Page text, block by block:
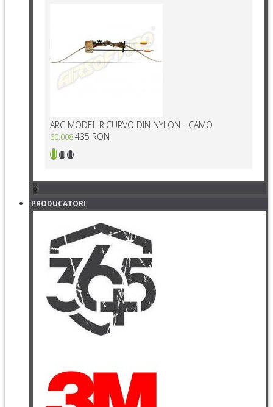
ARC MODEL RICURVO DIN NYLON - CAMO
60.008435 RON
+
PRODUCATORI